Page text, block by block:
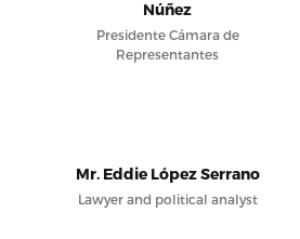
Núñez
Presidente Cámara de
Representantes
Mr. Eddie López Serrano
Lawyer and political analyst